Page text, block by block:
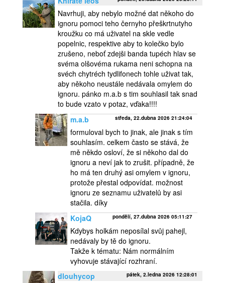
Navrhuji, aby nebylo možné dat někoho do
ignoru pomoci teho černyho přeškrtnutyho
kroužku co má uživatel na skle vedle
popelnic, respektive aby to kolečko bylo
zrušeno, neboť zdejši banda tupéch hlav se
svéma olšovéma rukama neni schopna na
svéch chytréch tydlifonech tohle uživat tak,
aby někoho neustále nedávala omylem do
ignoru. pánko m.a.b s tim souhlasil tak snad
to bude vzato v potaz, vďaka!!!!
m.a.b
středa, 22.dubna 2026 21:24:04
formuloval bych to jinak, ale jinak s tím
souhlasím. celkem často se stává, že
mě někdo osloví, že si někoho dal do
ignoru a neví jak to zrušit. případně, že
ho má ten druhý asi omylem v ignoru,
protože přestal odpovídat. možnost
ignoru ze seznamu uživatelů by asi
stačila. díky
KojaQ
pondělí, 27.dubna 2026 05:11:27
Kdybys holkám neposílal svůj pahejl,
nedávaly by tě do ignoru.
Takže k tématu: Nám normálním
vyhovuje stávající rozhraní.
dlouhycop
pátek, 2.ledna 2026 12:28:01